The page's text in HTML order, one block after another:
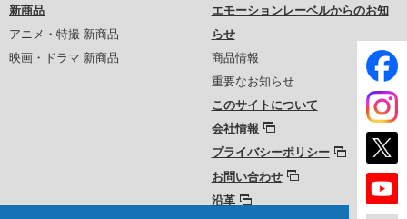
新商品
アニメ・特撮 新商品
映画・ドラマ 新商品
エモーションレーベルからのお知
らせ
商品情報
重要なお知らせ
このサイトについて
会社情報
プライバシーポリシー
お問い合わせ
沿革